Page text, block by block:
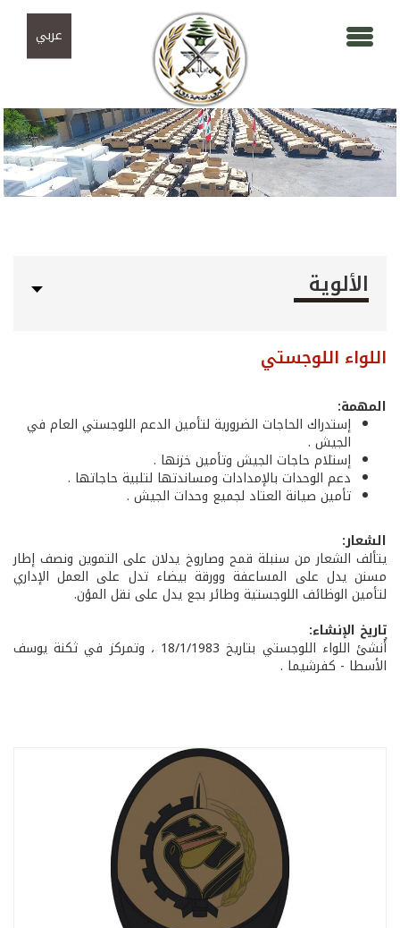
عربي
الألوية
اللواء اللوجستي
المهمة:
إستدراك الحاجات الضرورية لتأمين الدعم اللوجستي العام في
الجيش .
إستلام حاجات الجيش وتأمين خزنها .
دعم الوحدات بالإمدادات ومساندتها لتلبية حاجاتها .
تأمين صيانة العتاد لجميع وحدات الجيش .
الشعار:
يتألف الشعار من سنبلة قمح وصاروخ يدلان على التموين ونصف إطار
مسنن يدل على المساعفة وورقة بيضاء تدل على العمل الإداري
لتأمين الوظائف اللوجستية وطائر بجع يدل على نقل المؤن.
تاريخ الإنشاء:
أُنشئ اللواء اللوجستي بتاريخ 18/1/1983 ، وتمركز في ثكنة يوسف
الأسطا - كفرشيما .